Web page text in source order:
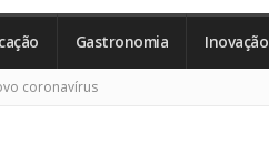
Gastronomia Inovação
coronavírus